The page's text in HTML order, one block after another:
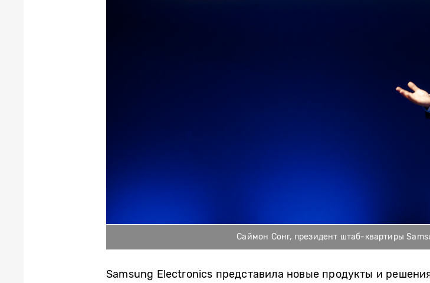
Саймон Сонг, президент штаб-квартиры
Samsung Electronics представила новые продукты и